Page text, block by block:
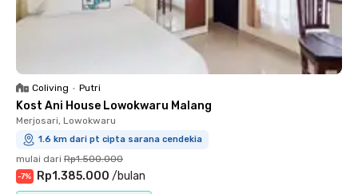
Coliving • Putri
Kost Ani House Lowokwaru Malang
Merjosari, Lowokwaru
1.6 km dari pt cipta sarana cendekia
mulai dari Rp1.500.000
-7% Rp1.385.000 /bulan